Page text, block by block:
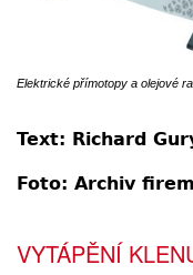
Elektrické přímotopy a olejové
Text: Richard
Foto: Archiv
VYTÁPĚNÍ